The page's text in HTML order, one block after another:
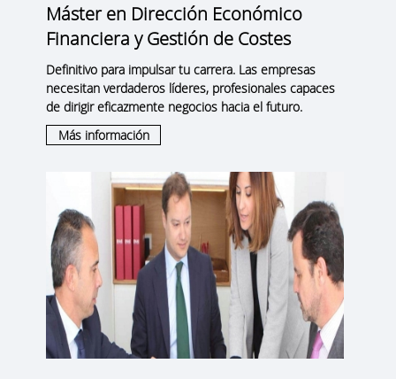
Máster en Dirección Económico
Financiera y Gestión de Costes
Definitivo para impulsar tu carrera. Las empresas
necesitan verdaderos líderes, profesionales capaces
de dirigir eficazmente negocios hacia el futuro.
Más información